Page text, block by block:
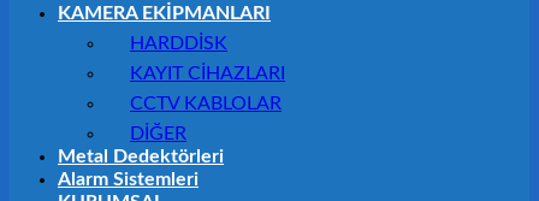
KAMERA EKİPMANLARI
HARDDİSK
KAYIT CİHAZLARI
CCTV KABLOLAR
DİĞER
Metal Dedektörleri
Alarm Sistemleri